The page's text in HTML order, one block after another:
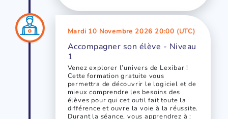
Mardi 10 Novembre 2026 20:00 (UTC)
Accompagner son élève - Niveau
1
Venez explorer l’univers de Lexibar !
Cette formation gratuite vous
permettra de découvrir le logiciel et de
mieux comprendre les besoins des
élèves pour qui cet outil fait toute la
différence et ouvre la voie à la réussite.
Durant la séance, vous apprendrez à :